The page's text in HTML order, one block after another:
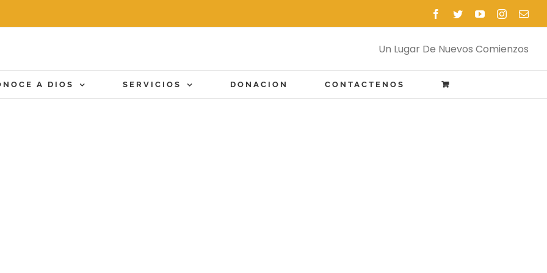
Facebook
TwitterYouTubeInstagram
Un Lugar De Nuevos Comienzos
A DIOS SERVICIOS DONACION CONTACTENOS